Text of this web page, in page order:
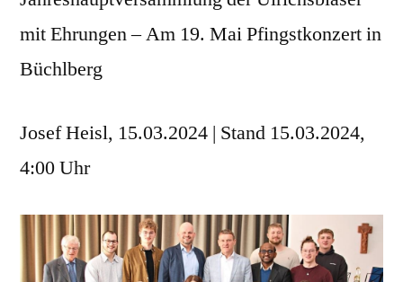
Ulrichsbläser
mit Ehrungen – Am 19. Mai Pfingstkonzert in
Büchlberg
Josef Heisl, 15.03.2024 | Stand 15.03.2024,
4:00 Uhr